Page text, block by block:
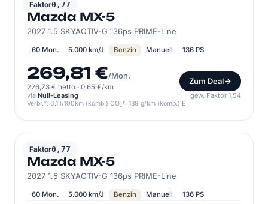
Faktor0,77
MAZDA
Mazda MX-5
2027 1.5 SKYACTIV-G 136ps PRIME-Line
60 Mon. 5.000 km/J Benzin Manuell 136 PS
269,81 €/Mon.
226,73 € netto · 0,65 €/km
Zum Deal
via Null-Leasing gew. Faktor 1,54
Verbr.*: 6.1 l/100km (komb.) CO₂*: 139 g/km (komb.) E
Faktor0,77
MAZDA
Mazda MX-5
2027 1.5 SKYACTIV-G 136ps PRIME-Line
60 Mon. 5.000 km/J Benzin Manuell 136 PS